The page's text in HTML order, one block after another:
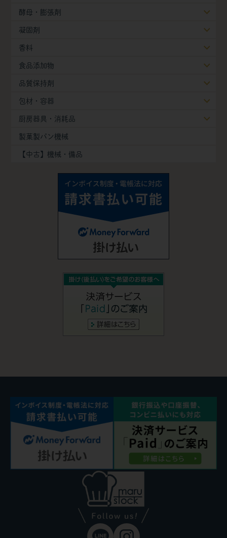
酵母・膨張剤
凝固剤
香料
食品添加物
品質保持剤
包材・容器
厨房器具・消耗品
製菓製パン機械
【中古】機械・備品